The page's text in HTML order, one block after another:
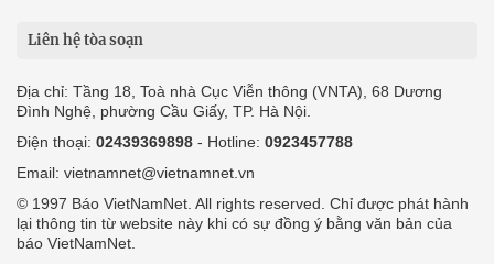
Liên hệ tòa soạn
Địa chỉ: Tầng 18, Toà nhà Cục Viễn thông (VNTA), 68 Dương
Đình Nghệ, phường Cầu Giấy, TP. Hà Nội.
Điện thoại: 02439369898 - Hotline: 0923457788
Email: vietnamnet@vietnamnet.vn
© 1997 Báo VietNamNet. All rights reserved. Chỉ được phát hành
lại thông tin từ website này khi có sự đồng ý bằng văn bản của
báo VietNamNet.